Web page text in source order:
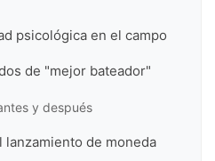
psicológica en el campo
de "mejor bateador"
y después
de moneda